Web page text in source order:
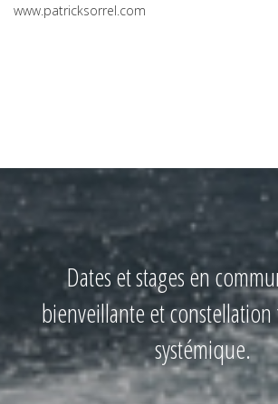
www.patricksorrel.com
Dates et stages en
bienveillante et
systémique.